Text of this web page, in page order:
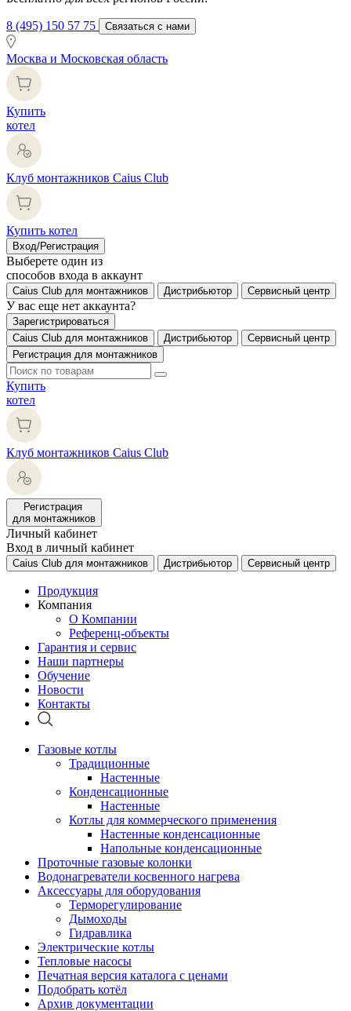
8 (495) 150 57 75 Связаться с нами
Москва и Московская область
Купить
котел
Клуб монтажников Caius Club
Купить котел
Вход/Регистрация
Выберете один из
способов входа в аккаунт
Caius Club для монтажников Дистрибьютор Сервисный центр
У вас еще нет аккаунта?
Зарегистрироваться
Caius Club для монтажников
Дистрибьютор
Сервисный центр
Регистрация для монтажников
Купить
котел
Клуб монтажников Caius Club
Регистрация
для монтажников
Личный кабинет
Вход в личный кабинет
Caius Club для монтажников Дистрибьютор Сервисный центр
Продукция
Компания
О Компании
Референц-объекты
Гарантия и сервис
Наши партнеры
Обучение
Новости
Контакты
Газовые котлы
Традиционные
Настенные
Конденсационные
Настенные
Котлы для коммерческого применения
Настенные конденсационные
Напольные конденсационные
Проточные газовые колонки
Водонагреватели косвенного нагрева
Аксессуары для оборудования
Терморегулирование
Дымоходы
Гидравлика
Электрические котлы
Тепловые насосы
Печатная версия каталога с ценами
Подобрать котёл
Архив документации